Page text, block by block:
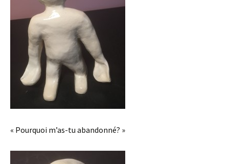
« Pourquoi m’as-tu abandonné? »